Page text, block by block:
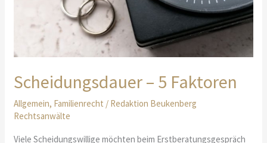
Scheidungsdauer – 5 Faktoren
Allgemein, Familienrecht / Redaktion Beukenberg
Rechtsanwälte
Viele Scheidungswillige möchten beim Erstberatungsgespräch